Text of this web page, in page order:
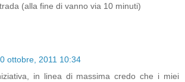
(alla fine di vanno via 10 minuti)
ottobre, 2011 10:34
in linea di massima credo che i miei